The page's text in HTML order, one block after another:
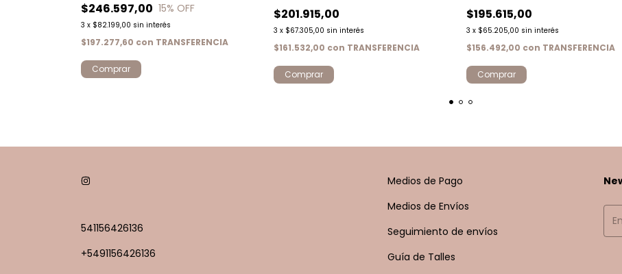
$246.597,00 15% OFF
3 x $82.199,00 sin interés
$197.277,60 con TRANSFERENCIA
Comprar
$201.915,00
3 x $67.305,00 sin interés
$161.532,00 con TRANSFERENCIA
Comprar
$195.615,00
3 x $65.205,00 sin interés
$156.492,00 con TRANSFERENCIA
Comprar
541156426136
+5491156426136
Medios de Pago
Medios de Envíos
Seguimiento de envíos
Guía de Talles